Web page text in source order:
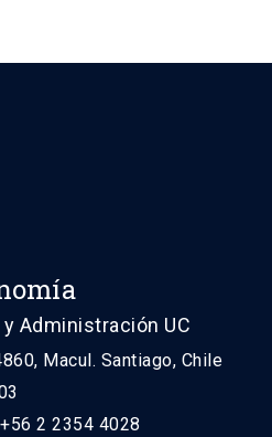
Administración UC
Macul. Santiago, Chile
2 2354 4028